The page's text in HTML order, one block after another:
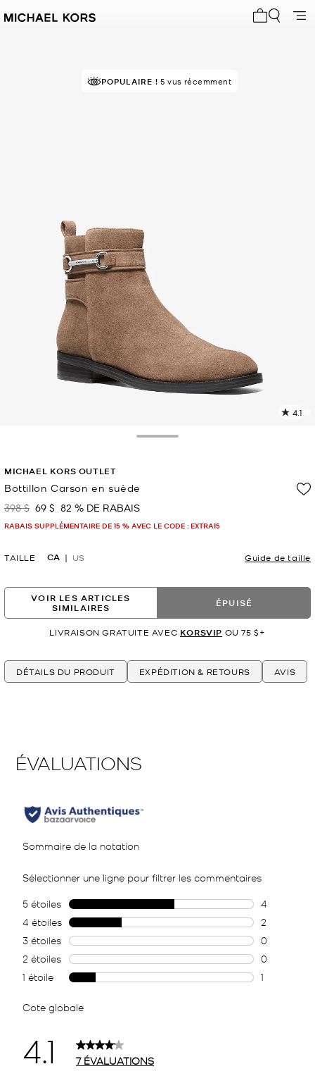
POPULAIRE ! 5 vus récemment
4.1
MICHAEL KORS OUTLET
Bottillon Carson en suède
était
398 $ maintenant
69 $ 82 % DE RABAIS
RABAIS SUPPLÉMENTAIRE DE 15 % AVEC LE CODE : EXTRA15
TAILLE CA US Guide de taille
VOIR LES ARTICLES
SIMILAIRES
ÉPUISÉ
LIVRAISON GRATUITE AVEC KORSVIP OU 75 $+
DÉTAILS DU PRODUIT EXPÉDITION & RETOURS AVIS